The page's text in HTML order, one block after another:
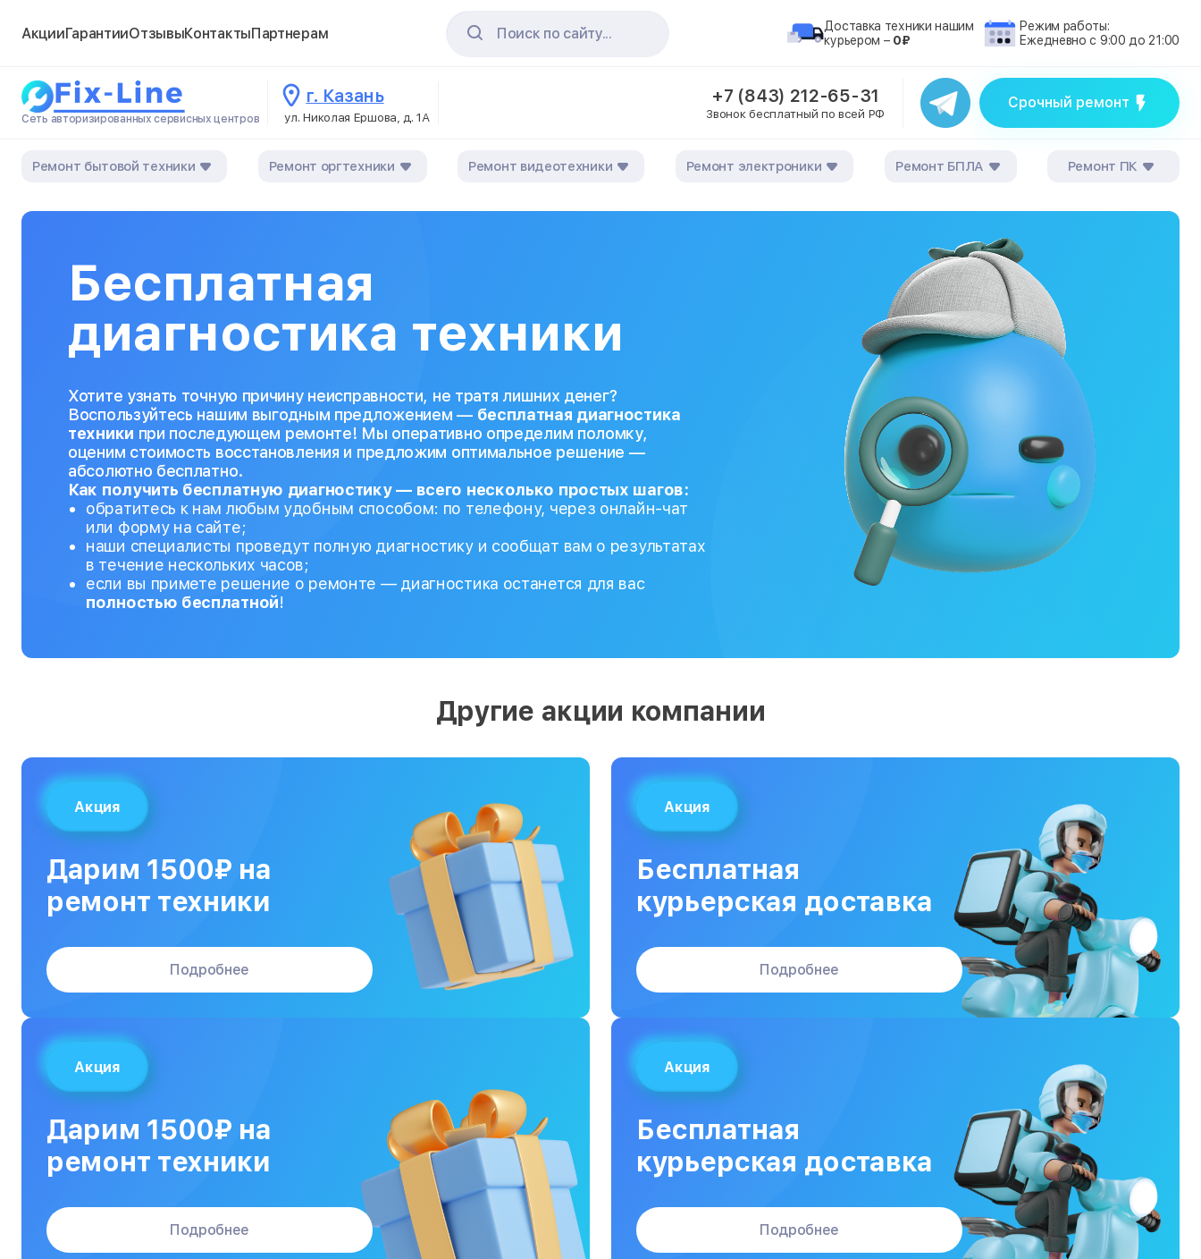
АкцииГарантииОтзывыКонтактыПартнерам Поиск по сайту...
Доставка техники нашим
курьером – 0₽
Режим работы:
Ежедневно с 9:00 до 21:00
Сеть авторизированных сервисных центров
г. Казань
ул. Николая Ершова, д. 1А
+7 (843) 212-65-31
Звонок бесплатный по всей РФ
Срочный ремонт
Ремонт бытовой техники Ремонт оргтехники Ремонт видеотехники Ремонт электроники Ремонт БПЛА Ремонт ПК
Бесплатная
диагностика техники
Хотите узнать точную причину неисправности, не тратя лишних денег?
Воспользуйтесь нашим выгодным предложением — бесплатная диагностика
техники при последующем ремонте! Мы оперативно определим поломку,
оценим стоимость восстановления и предложим оптимальное решение —
абсолютно бесплатно.
Как получить бесплатную диагностику — всего несколько простых шагов:
обратитесь к нам любым удобным способом: по телефону, через онлайн-чат
или форму на сайте;
наши специалисты проведут полную диагностику и сообщат вам о результатах
в течение нескольких часов;
если вы примете решение о ремонте — диагностика останется для вас
полностью бесплатной!
Другие акции компании
Акция
Дарим 1500₽ на
ремонт техники
Подробнее
Акция
Бесплатная
курьерская доставка
Подробнее
Акция
Дарим 1500₽ на
ремонт техники
Подробнее
Акция
Бесплатная
курьерская доставка
Подробнее